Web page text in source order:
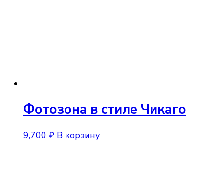
Фотозона в стиле Чикаго
9,700 ₽ В корзину